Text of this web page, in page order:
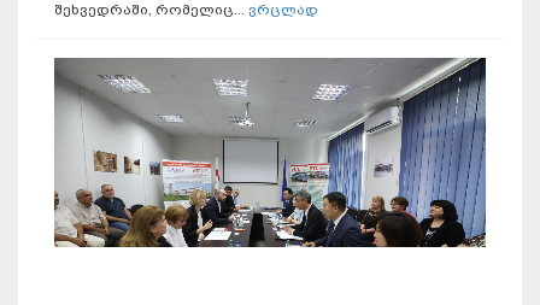
შეხვედრაში, რომელიც... ვრცლად